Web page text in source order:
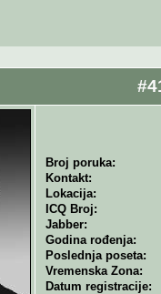
Broj poruka:
Kontakt:
Lokacija:
ICQ Broj:
Jabber:
Godina rođenja:
Poslednja poseta:
Vremenska Zona:
Datum registracije: